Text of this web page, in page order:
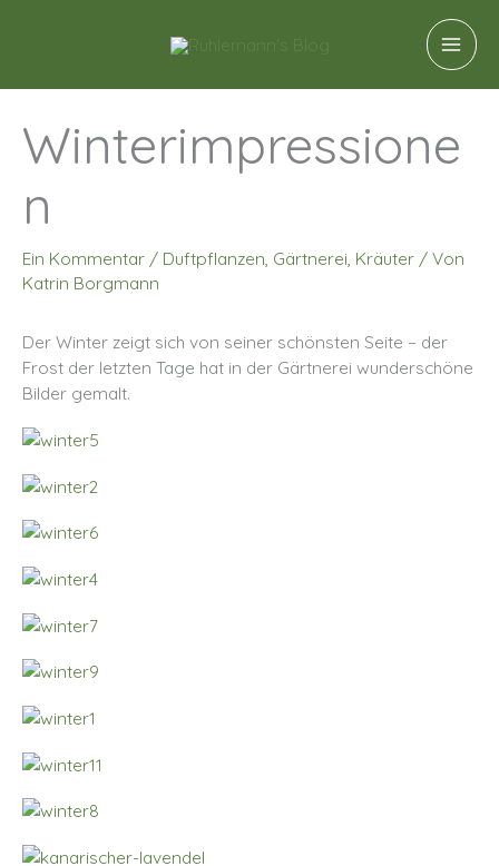
Winterimpressione
n
Ein Kommentar / Duftpflanzen, Gärtnerei, Kräuter / Von
Katrin Borgmann
Der Winter zeigt sich von seiner schönsten Seite – der
Frost der letzten Tage hat in der Gärtnerei wunderschöne
Bilder gemalt.
c